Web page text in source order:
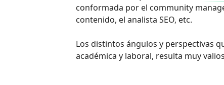
conformada por el community
contenido, el analista SEO, etc.
Los distintos ángulos y perspectivas
académica y laboral, resulta muy